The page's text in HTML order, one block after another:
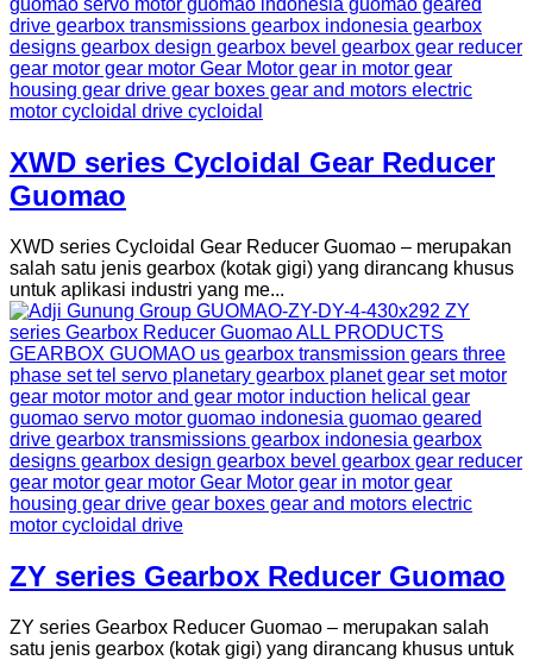
XWD series Cycloidal Gear Reducer
Guomao
XWD series Cycloidal Gear Reducer Guomao – merupakan
salah satu jenis gearbox (kotak gigi) yang dirancang khusus
untuk aplikasi industri yang me...
ZY series Gearbox Reducer Guomao
ZY series Gearbox Reducer Guomao – merupakan salah
satu jenis gearbox (kotak gigi) yang dirancang khusus untuk